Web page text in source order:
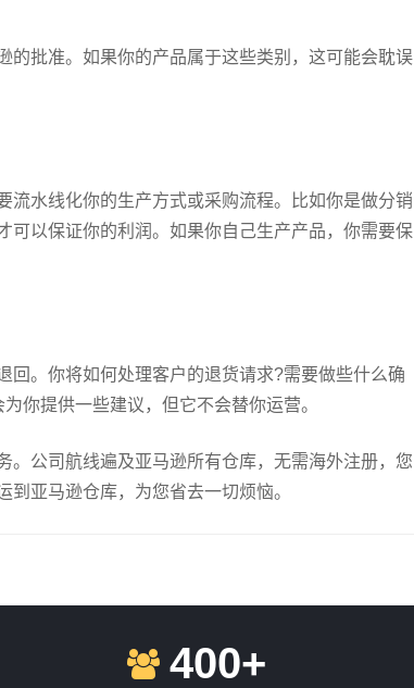
的批准。如果你的产品属于这些类别，这可能会耽误
水线化你的生产方式或采购流程。比如你是做分销
可以保证你的利润。如果你自己生产产品，你需要保
回。你将如何处理客户的退货请求?需要做些什么确
你提供一些建议，但它不会替你运营。
公司航线遍及亚马逊所有仓库，无需海外注册，您
亚马逊仓库，为您省去一切烦恼。
400+